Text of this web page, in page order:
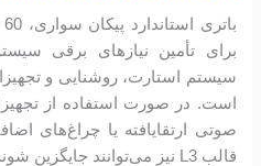
برای تأمین نیازهای برقی
سیستم استارت، روشنایی و
است. در صورت استفاده از
قالب L3 نیز می‌توانند جایگزین شوند.